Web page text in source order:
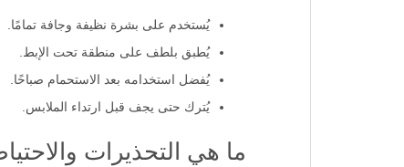
يُستخدم على بشرة نظيفة وجافة تمامًا.
يُطبق بلطف على منطقة تحت الإبط.
يُفضل استخدامه بعد الاستحمام صباحًا.
يُترك حتى يجف قبل ارتداء الملابس.
ما هي التحذيرات